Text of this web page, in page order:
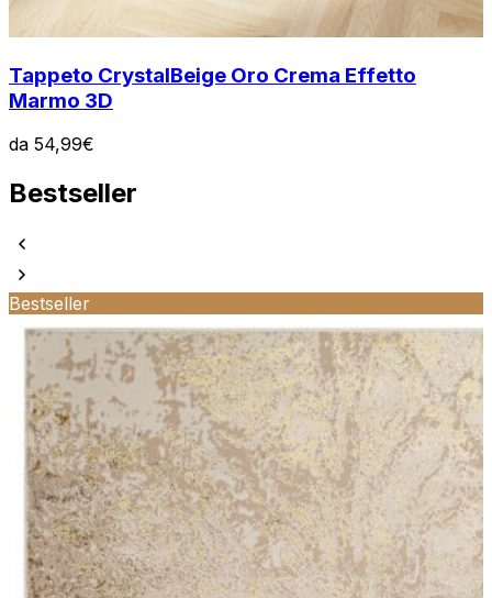
Tappeto CrystalBeige Oro Crema Effetto
Marmo 3D
da 54,99€
Bestseller
Bestseller